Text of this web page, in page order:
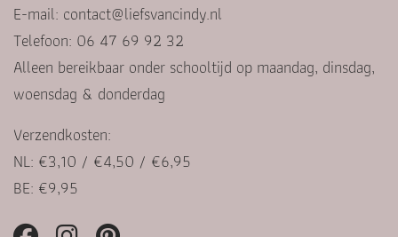
E-mail: contact@liefsvancindy.nl
Telefoon: 06 47 69 92 32
Alleen bereikbaar onder schooltijd op maandag, dinsdag,
woensdag & donderdag
Verzendkosten:
NL: €3,10 / €4,50 / €6,95
BE: €9,95